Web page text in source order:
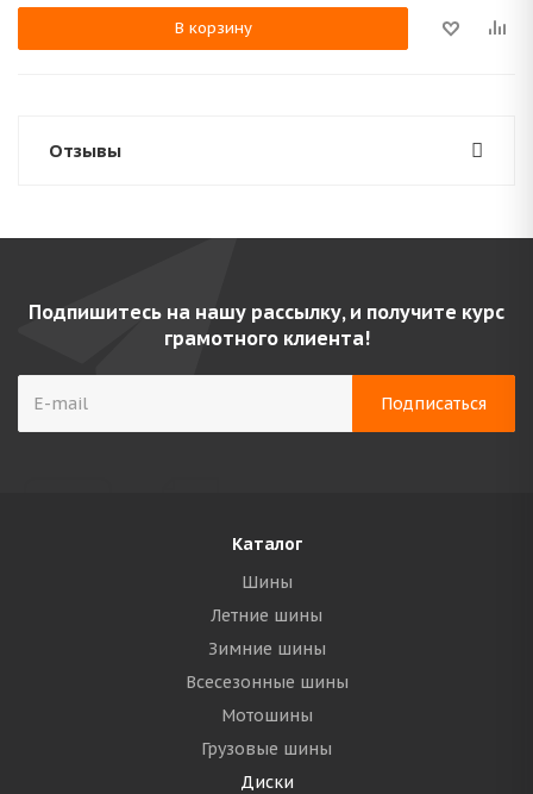
В корзину
Отзывы
Подпишитесь на нашу рассылку, и получите курс
грамотного клиента!
Каталог
Шины
Летние шины
Зимние шины
Всесезонные шины
Мотошины
Грузовые шины
Диски